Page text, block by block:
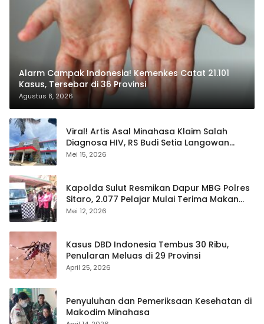
Alarm Campak Indonesia! Kemenkes Catat 21.101
Kasus, Tersebar di 36 Provinsi
Agustus 8, 2026
Viral! Artis Asal Minahasa Klaim Salah
Diagnosa HIV, RS Budi Setia Langowan
Disorot Publik
Mei 15, 2026
Kapolda Sulut Resmikan Dapur MBG Polres
Sitaro, 2.077 Pelajar Mulai Terima Makan
Gratis
Mei 12, 2026
Kasus DBD Indonesia Tembus 30 Ribu,
Penularan Meluas di 29 Provinsi
April 25, 2026
Penyuluhan dan Pemeriksaan Kesehatan di
Makodim Minahasa